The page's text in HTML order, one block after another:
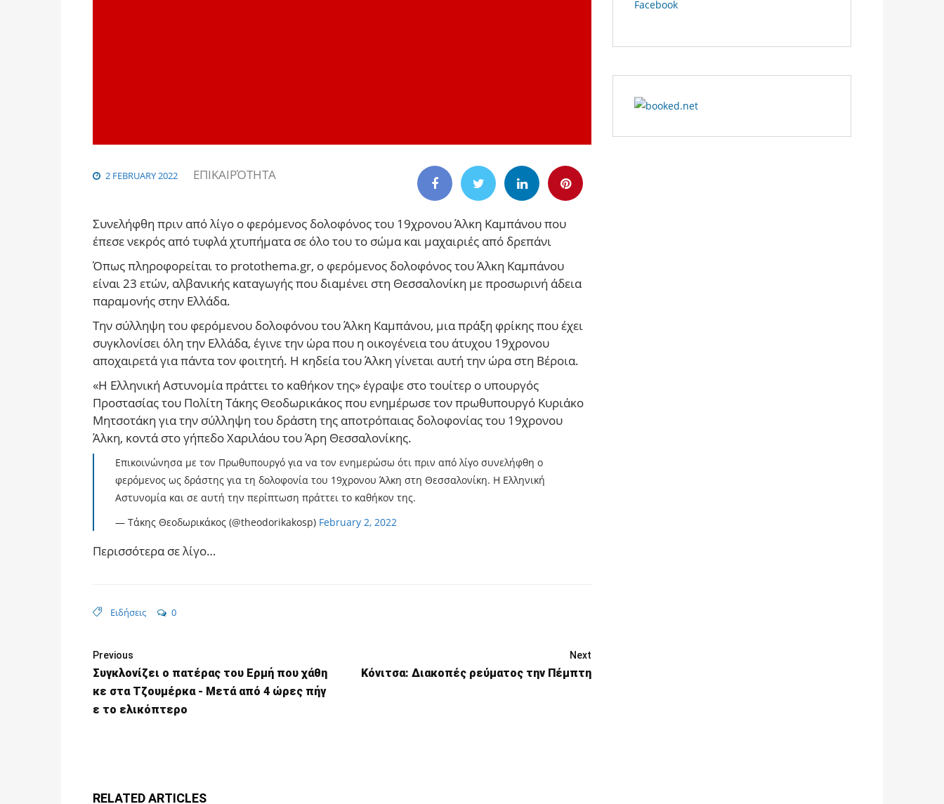
2 FEBRUARY 2022 ΕΠΙΚΑΙΡΌΤΗΤΑ
Συνελήφθη πριν από λίγο ο φερόμενος δολοφόνος του 19χρονου Άλκη Καμπάνου που
έπεσε νεκρός από τυφλά χτυπήματα σε όλο του το σώμα και μαχαιριές από δρεπάνι
Όπως πληροφορείται το protothema.gr, ο φερόμενος δολοφόνος του Άλκη Καμπάνου
είναι 23 ετών, αλβανικής καταγωγής που διαμένει στη Θεσσαλονίκη με προσωρινή άδεια
παραμονής στην Ελλάδα.
Την σύλληψη του φερόμενου δολοφόνου του Άλκη Καμπάνου, μια πράξη φρίκης που έχει
συγκλονίσει όλη την Ελλάδα, έγινε την ώρα που η οικογένεια του άτυχου 19χρονου
αποχαιρετά για πάντα τον φοιτητή. Η κηδεία του Άλκη γίνεται αυτή την ώρα στη Βέροια.
«Η Ελληνική Αστυνομία πράττει το καθήκον της» έγραψε στο τουίτερ ο υπουργός
Προστασίας του Πολίτη Τάκης Θεοδωρικάκος που ενημέρωσε τον πρωθυπουργό Κυριάκο
Μητσοτάκη για την σύλληψη του δράστη της αποτρόπαιας δολοφονίας του 19χρονου
Άλκη, κοντά στο γήπεδο Χαριλάου του Άρη Θεσσαλονίκης.
Επικοινώνησα με τον Πρωθυπουργό για να τον ενημερώσω ότι πριν από λίγο συνελήφθη ο
φερόμενος ως δράστης για τη δολοφονία του 19χρονου Άλκη στη Θεσσαλονίκη. Η Ελληνική
Αστυνομία και σε αυτή την περίπτωση πράττει το καθήκον της.
— Τάκης Θεοδωρικάκος (@theodorikakosp) February 2, 2022
Περισσότερα σε λίγο…
Ειδήσεις 0
Previous
Συγκλονίζει ο πατέρας του Ερμή που χάθη
κε στα Τζουμέρκα - Μετά από 4 ώρες πήγ
ε το ελικόπτερο
Next
Κόνιτσα: Διακοπές ρεύματος την Πέμπτη
RELATED ARTICLES
Facebook